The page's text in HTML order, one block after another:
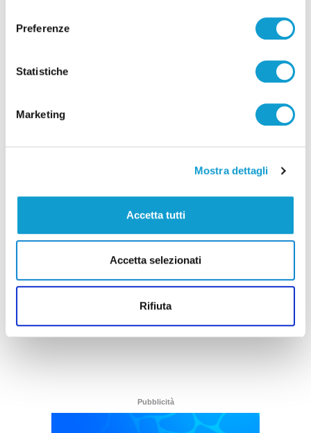
Preferenze
Statistiche
Marketing
Mostra dettagli
Accetta tutti
Accetta selezionati
Rifiuta
e cambia tutto, doppietta di Faggioli
di Pier Paolo Flammini
Pubblicità